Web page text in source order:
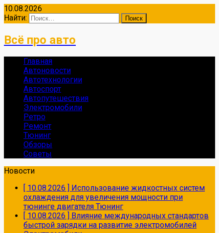
10.08.2026
Найти:
Всё про авто
Главная
Автоновости
Автотехнологии
Автоспорт
Автопутешествия
Электромобили
Ретро
Ремонт
Тюнинг
Обзоры
Советы
Новости
[ 10.08.2026 ] Использование жидкостных систем
охлаждения для увеличения мощности при
тюнинге двигателя Тюнинг
[ 10.08.2026 ] Влияние международных стандартов
быстрой зарядки на развитие электромобилей